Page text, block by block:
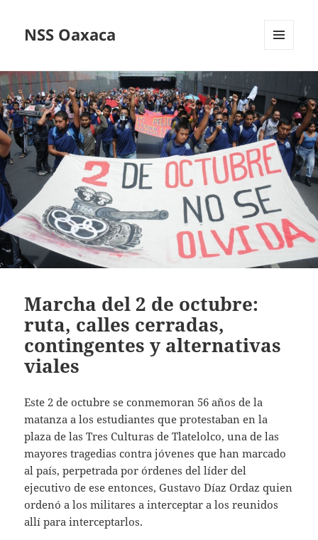
NSS Oaxaca
WIDGETS
Marcha del 2 de octubre:
ruta, calles cerradas,
contingentes y alternativas
viales
Este 2 de octubre se conmemoran 56 años de la
matanza a los estudiantes que protestaban en la
plaza de las Tres Culturas de Tlatelolco, una de las
mayores tragedias contra jóvenes que han marcado
al país, perpetrada por órdenes del líder del
ejecutivo de ese entonces, Gustavo Díaz Ordaz quien
ordenó a los militares a interceptar a los reunidos
allí para interceptarlos.